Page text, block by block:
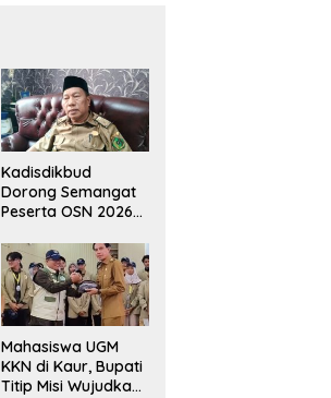
Kadisdikbud
Dorong Semangat
Peserta OSN 2026
Mahasiswa UGM
KKN di Kaur, Bupati
Titip Misi Wujudkan